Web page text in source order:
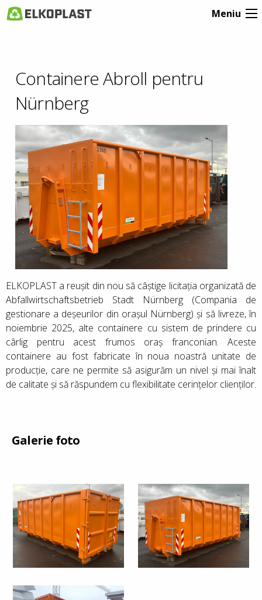
Meniu
Containere Abroll pentru
Nürnberg
ELKOPLAST a reușit din nou să câștige licitația organizată de
Abfallwirtschaftsbetrieb Stadt Nürnberg (Compania de
gestionare a deșeurilor din orașul Nürnberg) și să livreze, în
noiembrie 2025, alte containere cu sistem de prindere cu
cârlig pentru acest frumos oraș franconian. Aceste
containere au fost fabricate în noua noastră unitate de
producție, care ne permite să asigurăm un nivel și mai înalt
de calitate și să răspundem cu flexibilitate cerințelor clienților.
Galerie foto